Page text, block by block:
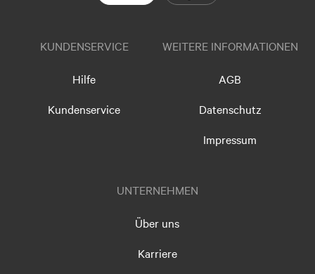
KUNDENSERVICE
Hilfe
Kundenservice
WEITERE INFORMATIONEN
AGB
Datenschutz
Impressum
UNTERNEHMEN
Über uns
Karriere